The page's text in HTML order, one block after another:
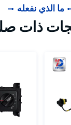
ما الذي نفعله
ذات